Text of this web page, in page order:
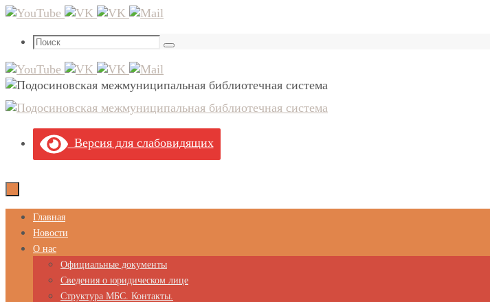
Перейти
содержимому
Что
Поиск
Версия для слабовидящих
Перейти
содержимому
Главная
Новости
О нас
Официальные документы
Сведения о юридическом лице
Структура МБС. Контакты.